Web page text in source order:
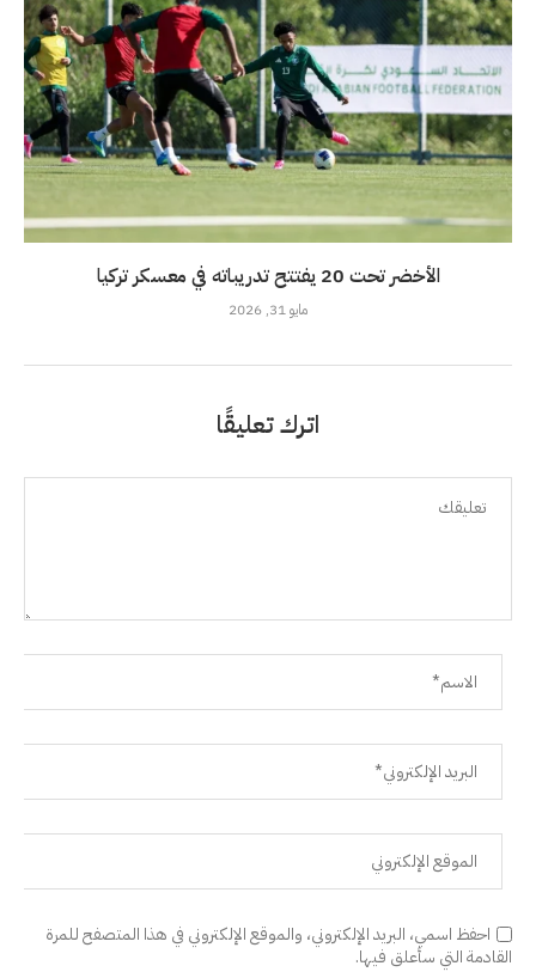
الأخضر تحت 20 يفتتح تدريباته في معسكر تركيا
مايو 31, 2026
اترك تعليقًا
احفظ اسمي، البريد الإلكتروني، والموقع الإلكتروني في هذا المتصفح للمرة
القادمة التي سأعلق فيها.